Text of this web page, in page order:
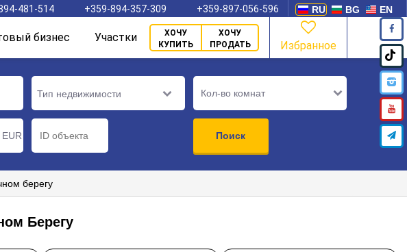
RU BG EN
481-514 +359-894-357-309 +359-897-056-596
бизнес Участки
ХОЧУ
КУПИТЬ
ХОЧУ
ПРОДАТЬ
Избранное
EUR
Тип недвижимости Кол-во комнат
Поиск
берегу
Берегу